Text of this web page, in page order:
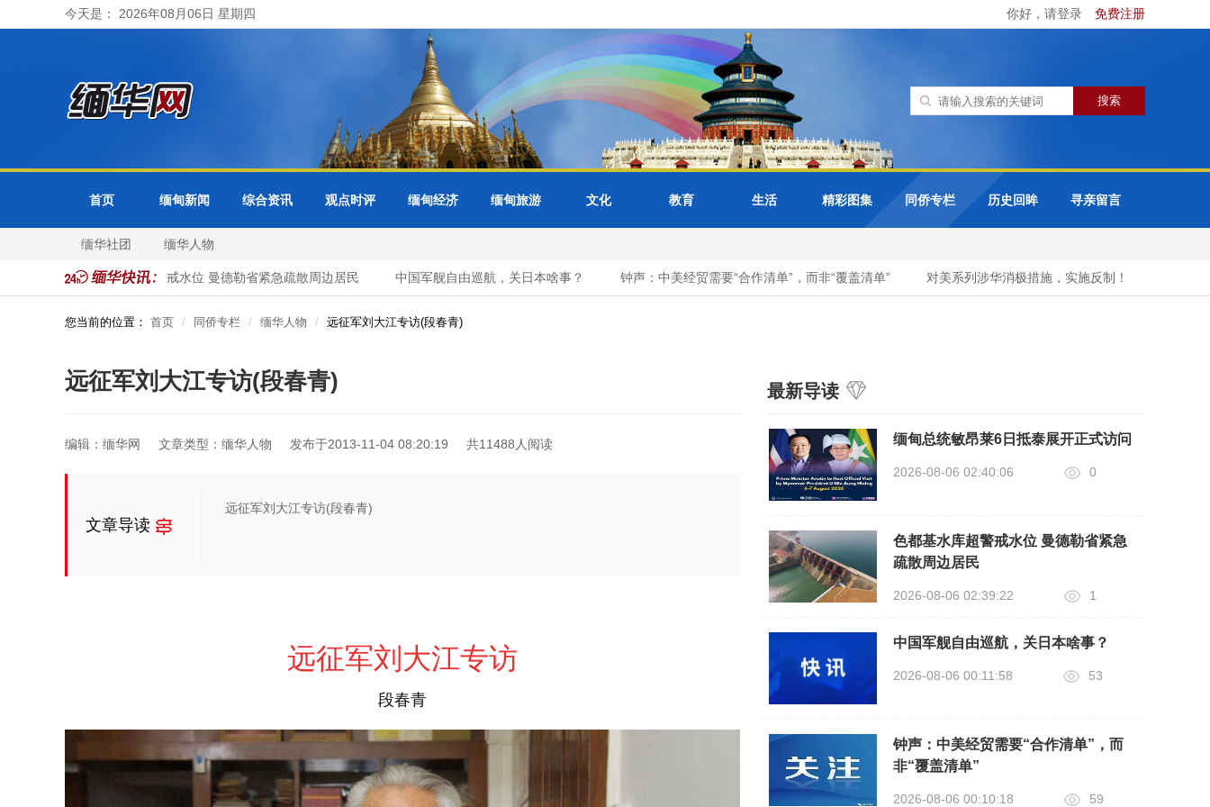
今天是： 2026年08月06日 星期四 你好，请登录 免费注册
首页 缅甸新闻 综合资讯 观点时评 缅甸经济 缅甸旅游 文化 教育 生活 精彩图集 同侨专栏 历史回眸 寻亲留言
缅华社团 缅华人物
色都基水库超警戒水位 曼德勒省紧急疏散周边居民 中国军舰自由巡航，关日本啥事？ 钟声：中美经贸需要“合作清单”，而非“覆盖清单” 对美系列涉华消极措施，实施反制！
您当前的位置： 首页 同侨专栏 缅华人物 远征军刘大江专访(段春青)
远征军刘大江专访(段春青)
编辑：缅华网 文章类型：缅华人物 发布于2013-11-04 08:20:19 共11488人阅读
文章导读
远征军刘大江专访(段春青)
远征军刘大江专访
段春青
最新导读
缅甸总统敏昂莱6日抵泰展开正式访问
2026-08-06 02:40:06 0
色都基水库超警戒水位 曼德勒省紧急
疏散周边居民
2026-08-06 02:39:22 1
中国军舰自由巡航，关日本啥事？
2026-08-06 00:11:58 53
钟声：中美经贸需要“合作清单”，而
非“覆盖清单”
2026-08-06 00:10:18 59